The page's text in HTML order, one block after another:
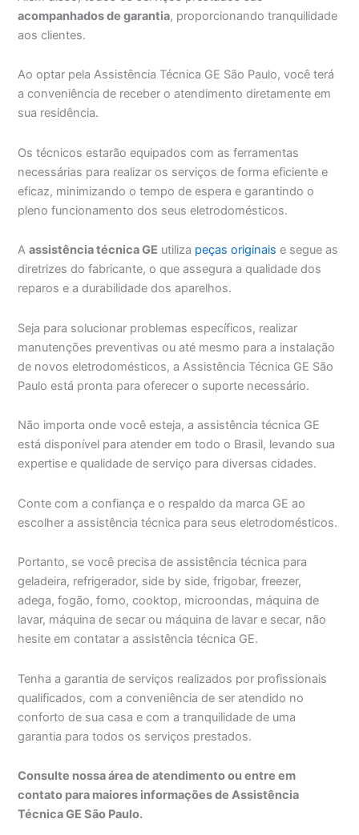
acompanhados de garantia, proporcionando tranquilidade
aos clientes.
Ao optar pela Assistência Técnica GE São Paulo, você terá
a conveniência de receber o atendimento diretamente em
sua residência.
Os técnicos estarão equipados com as ferramentas
necessárias para realizar os serviços de forma eficiente e
eficaz, minimizando o tempo de espera e garantindo o
pleno funcionamento dos seus eletrodomésticos.
Aassistência técnica GE utiliza peças originais e segue as
diretrizes do fabricante, o que assegura a qualidade dos
reparos e a durabilidade dos aparelhos.
Seja para solucionar problemas específicos, realizar
manutenções preventivas ou até mesmo para a instalação
de novos eletrodomésticos, a Assistência Técnica GE São
Paulo está pronta para oferecer o suporte necessário.
Não importa onde você esteja, a assistência técnica GE
está disponível para atender em todo o Brasil, levando sua
expertise e qualidade de serviço para diversas cidades.
Conte com a confiança e o respaldo da marca GE ao
escolher a assistência técnica para seus eletrodomésticos.
Portanto, se você precisa de assistência técnica para
geladeira, refrigerador, side by side, frigobar, freezer,
adega, fogão, forno, cooktop, microondas, máquina de
lavar, máquina de secar ou máquina de lavar e secar, não
hesite em contatar a assistência técnica GE.
Tenha a garantia de serviços realizados por profissionais
qualificados, com a conveniência de ser atendido no
conforto de sua casa e com a tranquilidade de uma
garantia para todos os serviços prestados.
Consulte nossa área de atendimento ou entre em
contato para maiores informações de Assistência
Técnica GE São Paulo.